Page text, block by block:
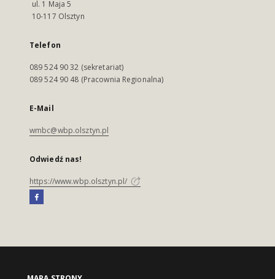
ul. 1 Maja 5
10-117 Olsztyn
Telefon
089 524 90 32 (sekretariat)
089 524 90 48 (Pracownia Regionalna)
E-Mail
wmbc@wbp.olsztyn.pl
Odwiedź nas!
https://www.wbp.olsztyn.pl/